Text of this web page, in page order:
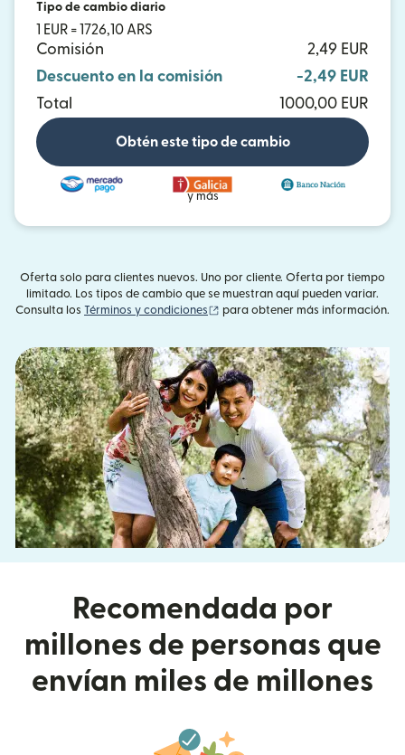
Tipo de cambio diario
1 EUR = 1726,10 ARS
Comisión
2,49 EUR
Descuento en la comisión
-2,49 EUR
Total
1000,00 EUR
Obtén este tipo de cambio
y más
Oferta solo para clientes nuevos. Uno por cliente. Oferta por tiempo
limitado. Los tipos de cambio que se muestran aquí pueden variar.
Consulta los Términos y condiciones (se abre en una ventana nueva)
para obtener más información.
Recomendada por
millones de personas que
envían miles de millones